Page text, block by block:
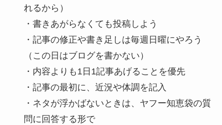
れるから）
・書きあがらなくても投稿しよう
・記事の修正や書き足しは毎週日曜にやろう
（この日はブログを書かない）
・内容よりも1日1記事あげることを優先
・記事の最初に、近況や体調を記入
・ネタが浮かばないときは、ヤフー知恵袋の質
問に回答する形で